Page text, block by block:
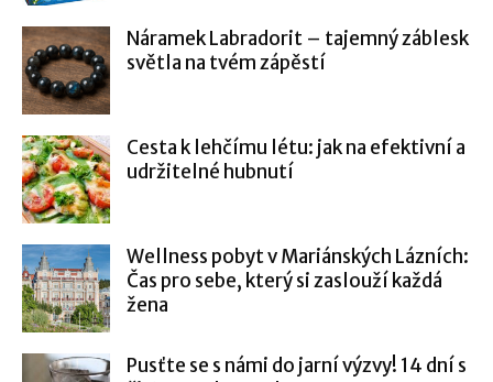
Náramek Labradorit – tajemný záblesk
světla na tvém zápěstí
Cesta k lehčímu létu: jak na efektivní a
udržitelné hubnutí
Wellness pobyt v Mariánských Lázních:
Čas pro sebe, který si zaslouží každá
žena
Pusťte se s námi do jarní výzvy! 14 dní s